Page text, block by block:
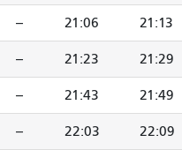
-- 21:06 21:13
-- 21:23 21:29
-- 21:43 21:49
-- 22:03 22:09